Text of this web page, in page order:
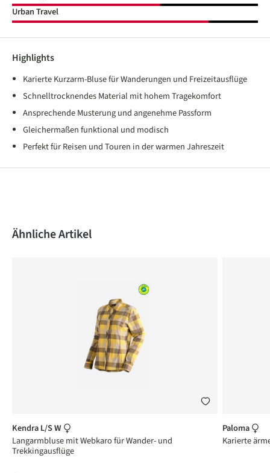
Urban Travel
Highlights
Karierte Kurzarm-Bluse für Wanderungen und Freizeitausflüge
Schnelltrocknendes Material mit hohem Tragekomfort
Ansprechende Musterung und angenehme Passform
Gleichermaßen funktional und modisch
Perfekt für Reisen und Touren in der warmen Jahreszeit
Produktgalerie überspringen
Ähnliche Artikel
Kendra L/S W
Langarmbluse mit Webkaro für Wander- und
Trekkingausflüge
Paloma
Karierte